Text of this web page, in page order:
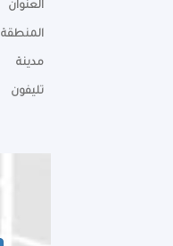
العنوان
المنطقة
مدينة
تليفون